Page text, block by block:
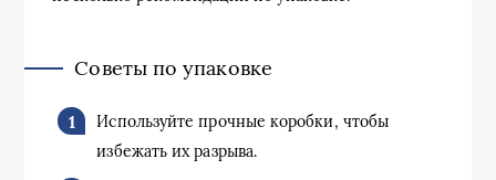
Советы по упаковке
Используйте прочные коробки, чтобы
избежать их разрыва.